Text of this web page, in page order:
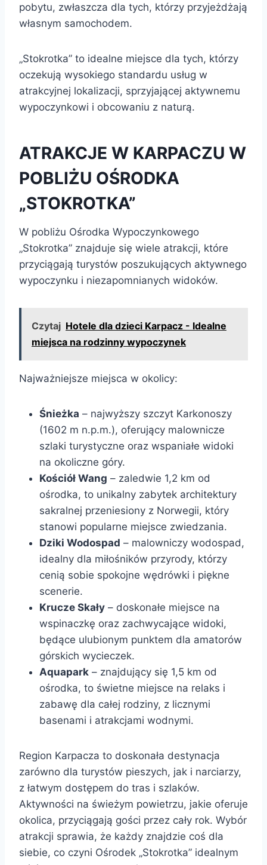
pobytu, zwłaszcza dla tych, którzy przyjeżdżają
własnym samochodem.
„Stokrotka” to idealne miejsce dla tych, którzy
oczekują wysokiego standardu usług w
atrakcyjnej lokalizacji, sprzyjającej aktywnemu
wypoczynkowi i obcowaniu z naturą.
ATRAKCJE W KARPACZU W
POBLIŻU OŚRODKA
„STOKROTKA”
W pobliżu Ośrodka Wypoczynkowego
„Stokrotka” znajduje się wiele atrakcji, które
przyciągają turystów poszukujących aktywnego
wypoczynku i niezapomnianych widoków.
Czytaj Hotele dla dzieci Karpacz - Idealne
miejsca na rodzinny wypoczynek
Najważniejsze miejsca w okolicy:
Śnieżka – najwyższy szczyt Karkonoszy
(1602 m n.p.m.), oferujący malownicze
szlaki turystyczne oraz wspaniałe widoki
na okoliczne góry.
Kościół Wang – zaledwie 1,2 km od
ośrodka, to unikalny zabytek architektury
sakralnej przeniesiony z Norwegii, który
stanowi popularne miejsce zwiedzania.
Dziki Wodospad – malowniczy wodospad,
idealny dla miłośników przyrody, którzy
cenią sobie spokojne wędrówki i piękne
scenerie.
Krucze Skały – doskonałe miejsce na
wspinaczkę oraz zachwycające widoki,
będące ulubionym punktem dla amatorów
górskich wycieczek.
Aquapark – znajdujący się 1,5 km od
ośrodka, to świetne miejsce na relaks i
zabawę dla całej rodziny, z licznymi
basenami i atrakcjami wodnymi.
Region Karpacza to doskonała destynacja
zarówno dla turystów pieszych, jak i narciarzy,
z łatwym dostępem do tras i szlaków.
Aktywności na świeżym powietrzu, jakie oferuje
okolica, przyciągają gości przez cały rok. Wybór
atrakcji sprawia, że każdy znajdzie coś dla
siebie, co czyni Ośrodek „Stokrotka” idealnym